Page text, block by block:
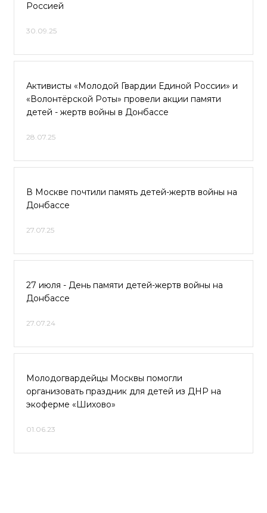
Россией
30.09.25
Активисты «Молодой Гвардии Единой России» и
«Волонтёрской Роты» провели акции памяти
детей - жертв войны в Донбассе
28.07.25
В Москве почтили память детей-жертв войны на
Донбассе
27.07.25
27 июля - День памяти детей-жертв войны на
Донбассе
27.07.24
Молодогвардейцы Москвы помогли
организовать праздник для детей из ДНР на
экоферме «Шихово»
01.06.23